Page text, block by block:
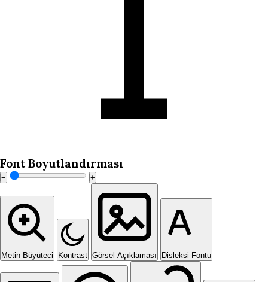
Font Boyutlandırması
− +
Metin Büyüteci Kontrast Görsel Açıklaması Disleksi Fontu